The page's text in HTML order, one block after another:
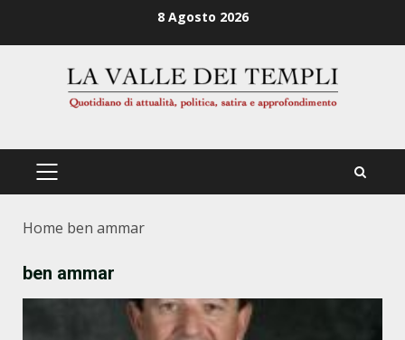
8 Agosto 2026
PRIMÄRES
Home ben ammar
ben ammar